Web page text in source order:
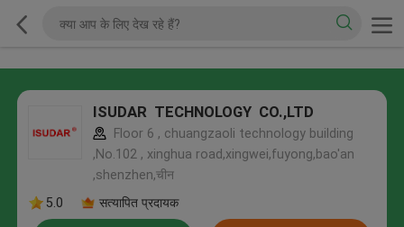
ISUDAR TECHNOLOGY CO.,LTD
Floor 6 , chuangzaoli technology building
,No.102 , xinghua road,xingwei,fuyong,bao'an
,shenzhen,चीन
5.0
सत्यापित प्रदायक